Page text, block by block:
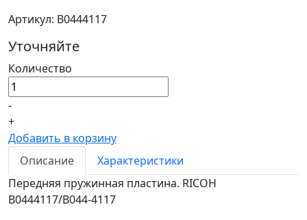
Артикул: B0444117
Уточняйте
Количество
-
+
Добавить в корзину
Описание
Характеристики
Передняя пружинная пластина. RICOH
B0444117/B044-4117